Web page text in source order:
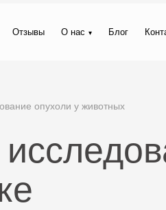
Отзывы О нас Блог
опухоли у животных